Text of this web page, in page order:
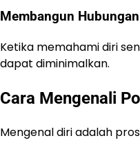
Membangun
Ketika memahami diri
dapat diminimalkan.
Cara Mengenali
Mengenal diri adalah